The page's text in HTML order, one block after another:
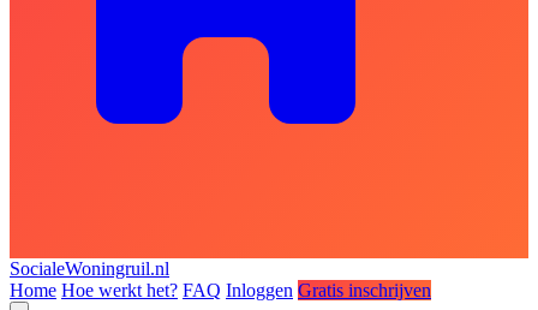
SocialeWoningruil.nl
Home Hoe werkt het? FAQ Inloggen Gratis inschrijven